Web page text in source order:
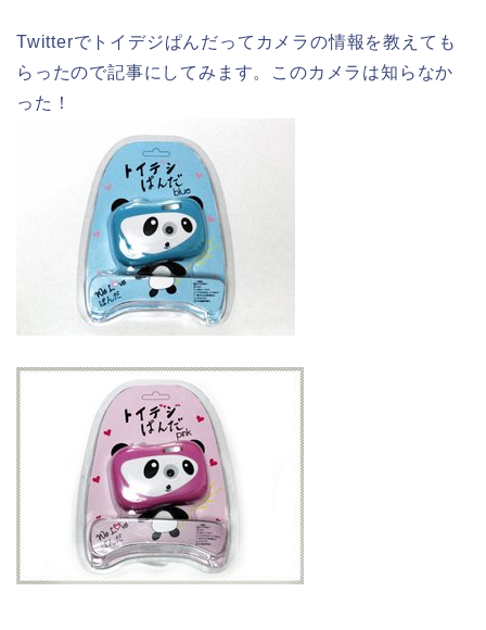
Twitterでトイデジぱんだってカメラの情報を教えても
らったので記事にしてみます。このカメラは知らなか
った！